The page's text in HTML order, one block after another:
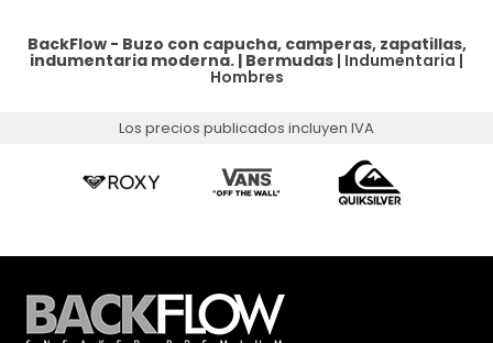
BackFlow - Buzo con capucha, camperas, zapatillas,
indumentaria moderna. | Bermudas | Indumentaria |
Hombres
Los precios publicados incluyen IVA